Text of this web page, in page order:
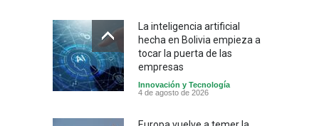
La inteligencia artificial
hecha en Bolivia empieza a
tocar la puerta de las
empresas
Innovación y Tecnología
4 de agosto de 2026